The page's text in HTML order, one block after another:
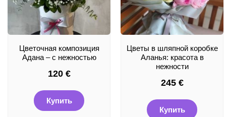
Цветочная композиция
Адана – с нежностью
120 €
Купить
Цветы в шляпной коробке
Аланья: красота в
нежности
245 €
Купить